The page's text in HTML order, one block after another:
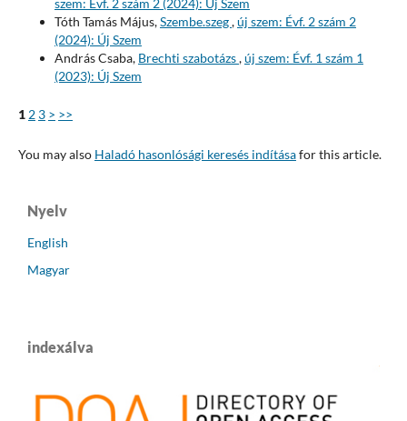
szem: Évf. 2 szám 2 (2024): Új Szem
Tóth Tamás Május,Szembe.szeg,új szem: Évf. 2 szám 2
(2024): Új Szem
András Csaba, Brechti szabotázs,új szem: Évf. 1 szám 1
(2023): Új Szem
1 2 3 > >>
You may also Haladó hasonlósági keresés indításafor this article.
Nyelv
English
Magyar
indexálva